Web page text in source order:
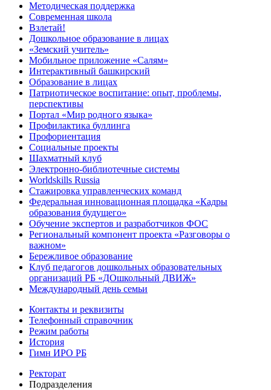
Методическая поддержка
Современная школа
Взлетай!
Дошкольное образование в лицах
«Земский учитель»
Мобильное приложение «Салям»
Интерактивный башкирский
Образование в лицах
Патриотическое воспитание: опыт, проблемы,
перспективы
Портал «Мир родного языка»
Профилактика буллинга
Профориентация
Социальные проекты
Шахматный клуб
Электронно-библиотечные системы
Worldskills Russia
Стажировка управленческих команд
Федеральная инновационная площадка «Кадры
образования будущего»
Обучение экспертов и разработчиков ФОС
Региональный компонент проекта «Разговоры о
важном»
Бережливое образование
Клуб педагогов дошкольных образовательных
организаций РБ «ДОшкольный ДВИЖ»
Международный день семьи
Контакты и реквизиты
Телефонный справочник
Режим работы
История
Гимн ИРО РБ
Ректорат
Подразделения